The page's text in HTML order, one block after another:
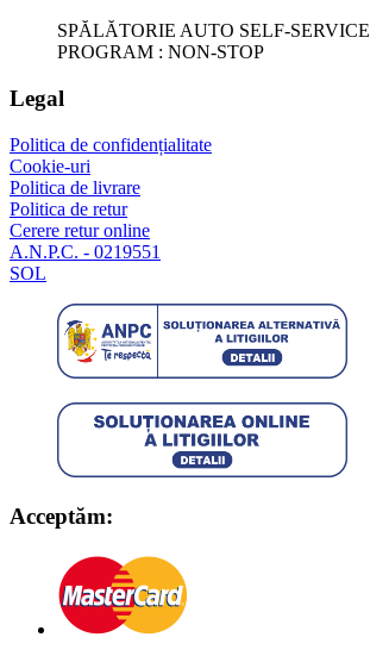
SPĂLĂTORIE AUTO SELF-SERVICE
PROGRAM : NON-STOP
Legal
Politica de confidențialitate
Cookie-uri
Politica de livrare
Politica de retur
Cerere retur online
A.N.P.C. - 0219551
SOL
Acceptăm: